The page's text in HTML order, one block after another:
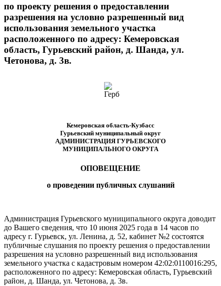
по проекту решения о предоставлении
разрешения на условно разрешенный вид
использования земельного участка
расположенного по адресу: Кемеровская
область, Гурьевский район, д. Шанда, ул.
Четонова, д. 3в.
Кемеровская область-Кузбасс
Гурьевский муниципальный округ
АДМИНИСТРАЦИЯ ГУРЬЕВСКОГО
МУНИЦИПАЛЬНОГО ОКРУГА
ОПОВЕЩЕНИЕ
о проведении публичных слушаний
Администрация Гурьевского муниципального округа доводит
до Вашего сведения, что 10 июня 2025 года в 14 часов по
адресу г. Гурьевск, ул. Ленина, д. 52, кабинет №2 состоятся
публичные слушания по проекту решения о предоставлении
разрешения на условно разрешенный вид использования
земельного участка с кадастровым номером 42:02:0110016:295,
расположенного по адресу: Кемеровская область, Гурьевский
район, д. Шанда, ул. Четонова, д. 3в.